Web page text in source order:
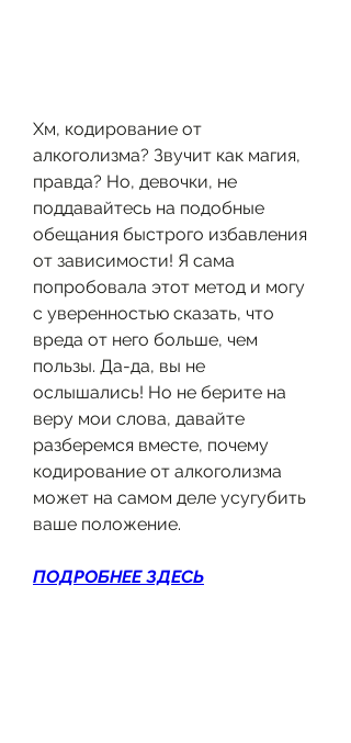
Хм, кодирование от
алкоголизма? Звучит как магия,
правда? Но, девочки, не
поддавайтесь на подобные
обещания быстрого избавления
от зависимости! Я сама
попробовала этот метод и могу
с уверенностью сказать, что
вреда от него больше, чем
пользы. Да-да, вы не
ослышались! Но не берите на
веру мои слова, давайте
разберемся вместе, почему
кодирование от алкоголизма
может на самом деле усугубить
ваше положение.
ПОДРОБНЕЕ ЗДЕСЬ